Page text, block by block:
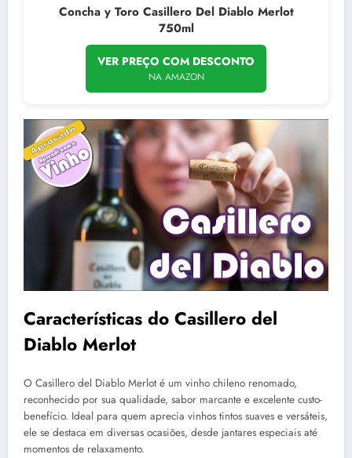
Concha y Toro Casillero Del Diablo Merlot
750ml
VER PREÇO COM DESCONTO
NA AMAZON
Características do Casillero del
Diablo Merlot
O Casillero del Diablo Merlot é um vinho chileno renomado,
reconhecido por sua qualidade, sabor marcante e excelente custo-
benefício. Ideal para quem aprecia vinhos tintos suaves e versáteis,
ele se destaca em diversas ocasiões, desde jantares especiais até
momentos de relaxamento.